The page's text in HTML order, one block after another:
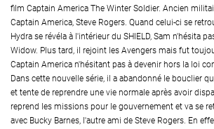
film Captain America The Winter Soldier. Ancien
Captain America, Steve Rogers. Quand celui-ci se
Hydra se révéla à l'intérieur du SHIELD, Sam n'hésita
Widow. Plus tard, il rejoint les Avengers mais fut
Captain America n'hésitant pas à devenir hors la loi
Dans cette nouvelle série, il a abandonné le bouclier
et tente de reprendre une vie normale après avoir
reprend les missions pour le gouvernement et va se
avec Bucky Barnes, l'autre ami de Steve Rogers. En